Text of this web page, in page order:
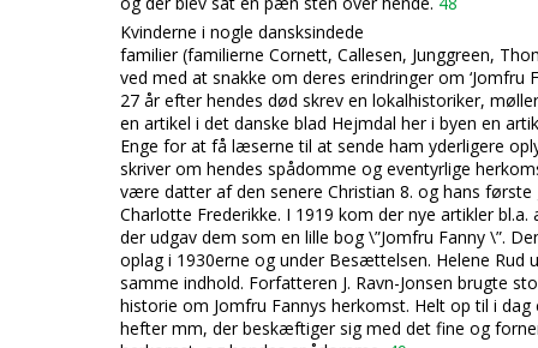
Kvinderne i nogle dansksindede
familier (familierne Cornett, Callesen, Junggreen,
ved med at snakke om deres erindringer om ‘Jomfru
27 år efter hendes død skrev en lokalhistoriker,
en artikel i det danske blad Hejmdal her i byen en
Enge for at få læserne til at sende ham yderligere
skriver om hendes spådomme og eventyrlige
være datter af den senere Christian 8. og hans første
Charlotte Frederikke. I 1919 kom der nye artikler
der udgav dem som en lille bog \”Jomfru Fanny \”.
oplag i 1930erne og under Besættelsen. Helene Rud
samme indhold. Forfatteren J. Ravn-Jonsen brugte
historie om Jomfru Fannys herkomst. Helt op til i
hefter mm, der beskæftiger sig med det fine og